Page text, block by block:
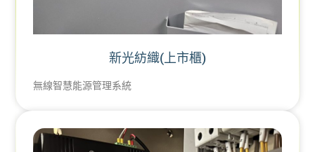
新光紡織(上市櫃)
無線智慧能源管理系統